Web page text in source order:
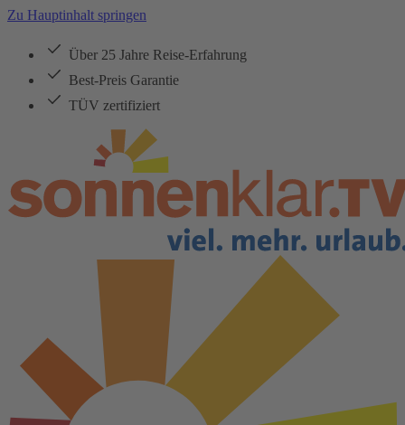
Zu Hauptinhalt springen
Über 25 Jahre Reise-Erfahrung
Best-Preis Garantie
TÜV zertifiziert